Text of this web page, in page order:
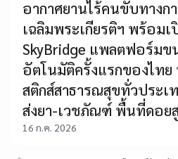
อากาศยานไร้คนขับทางก
เฉลิมพระเกียรติฯ พร้อม
SkyBridge แพลตฟอร์มข
อัตโนมัติครั้งแรกของไทย
สติกส์สาธารณสุขทั่วประเ
ส่งยา-เวชภัณฑ์ พื้นที่ดอย
16 ก.ค. 2026